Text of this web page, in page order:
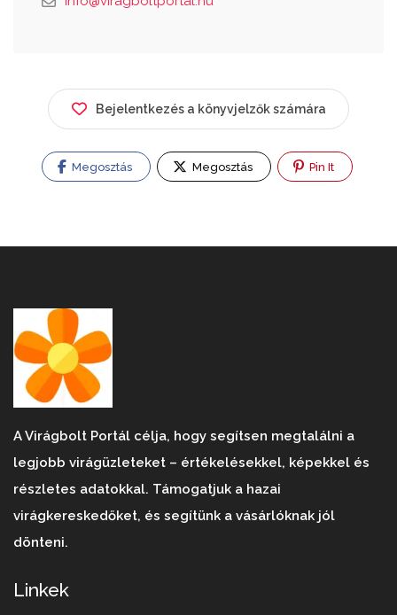
Bejelentkezés a könyvjelzők számára
Megosztás Megosztás Pin It
A Virágbolt Portál célja, hogy segítsen megtalálni a
legjobb virágüzleteket – értékelésekkel, képekkel és
részletes adatokkal. Támogatjuk a hazai
virágkereskedőket, és segítünk a vásárlóknak jól
dönteni.
Linkek